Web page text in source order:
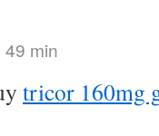
min
tricor 160mg